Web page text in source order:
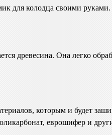
для колодца своими руками.
древесина. Она легко
которым и будет
еврошифер и